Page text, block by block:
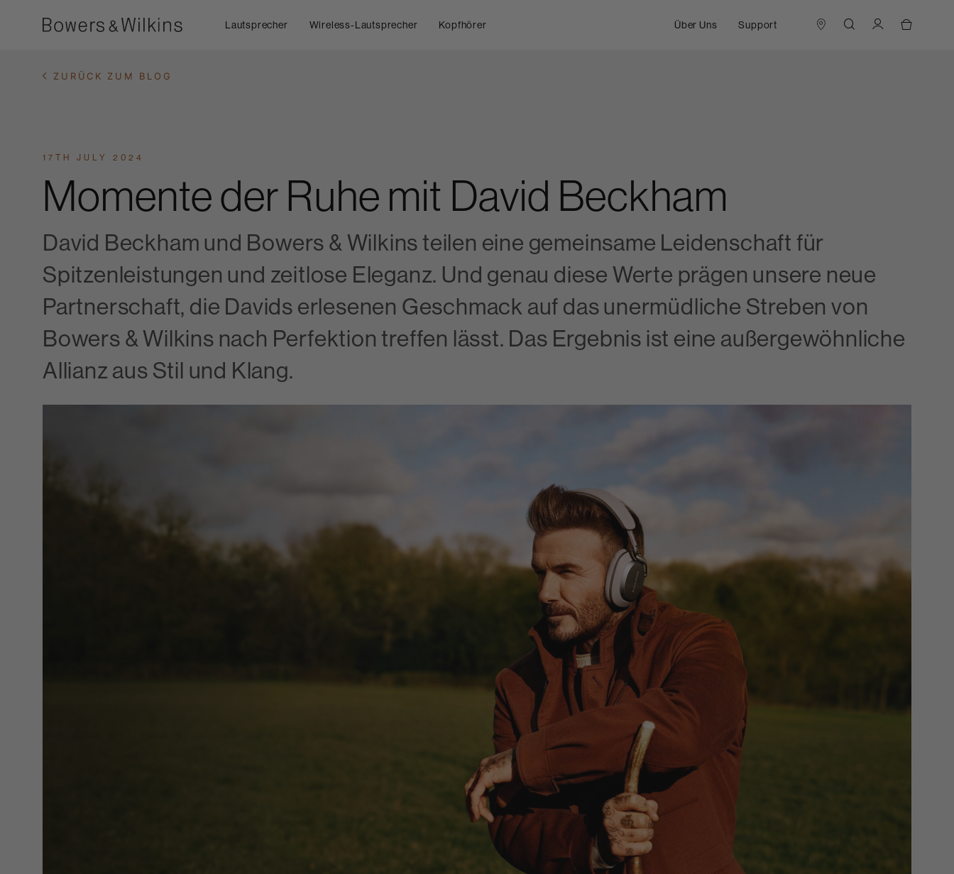
Lautsprecher Wireless-Lautsprecher Kopfhörer Über Uns Support
ZURÜCK ZUM BLOG
17TH JULY 2024
Momente der Ruhe mit David Beckham
David Beckham und Bowers & Wilkins teilen eine gemeinsame Leidenschaft für
Spitzenleistungen und zeitlose Eleganz. Und genau diese Werte prägen unsere neue
Partnerschaft, die Davids erlesenen Geschmack auf das unermüdliche Streben von
Bowers & Wilkins nach Perfektion treffen lässt. Das Ergebnis ist eine außergewöhnliche
Allianz aus Stil und Klang.